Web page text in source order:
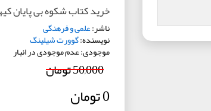
خرید کتاب شکوه بی پایان
ناشر:علمی و فرهنگی
نویسنده:گوورت شیلینگ
موجودی: عدم موجودی در انبار
50,000 تومان
0 تومان